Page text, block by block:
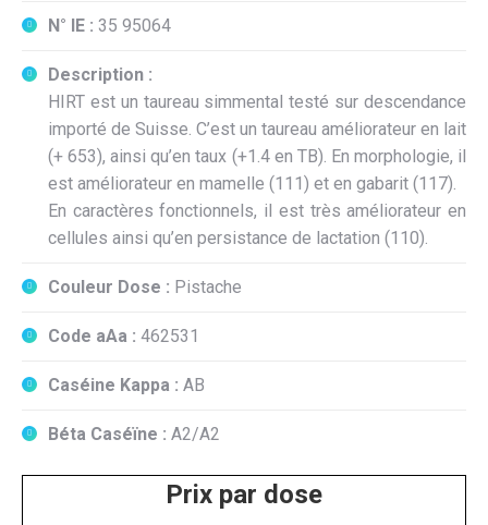
N° IE : 35 95064
Description :
HIRT est un taureau simmental testé sur descendance
importé de Suisse. C’est un taureau améliorateur en lait
(+ 653), ainsi qu’en taux (+1.4 en TB). En morphologie, il
est améliorateur en mamelle (111) et en gabarit (117).
En caractères fonctionnels, il est très améliorateur en
cellules ainsi qu’en persistance de lactation (110).
Couleur Dose : Pistache
Code aAa : 462531
Caséine Kappa : AB
Béta Caséïne : A2/A2
Prix par dose